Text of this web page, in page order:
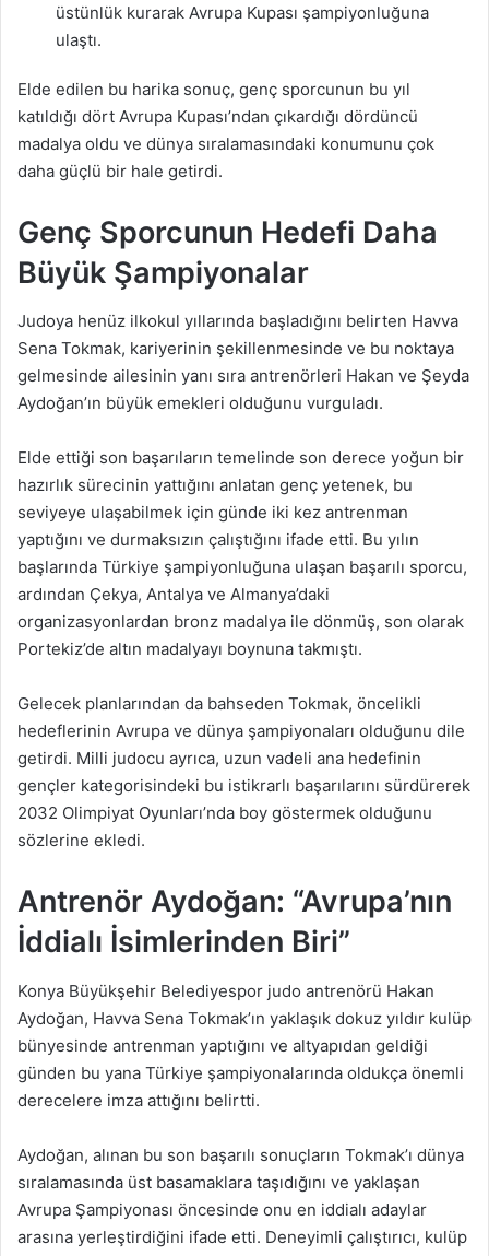
üstünlük kurarak Avrupa Kupası şampiyonluğuna
ulaştı.
Elde edilen bu harika sonuç, genç sporcunun bu yıl
katıldığı dört Avrupa Kupası’ndan çıkardığı dördüncü
madalya oldu ve dünya sıralamasındaki konumunu çok
daha güçlü bir hale getirdi.
Genç Sporcunun Hedefi Daha
Büyük Şampiyonalar
Judoya henüz ilkokul yıllarında başladığını belirten Havva
Sena Tokmak, kariyerinin şekillenmesinde ve bu noktaya
gelmesinde ailesinin yanı sıra antrenörleri Hakan ve Şeyda
Aydoğan’ın büyük emekleri olduğunu vurguladı.
Elde ettiği son başarıların temelinde son derece yoğun bir
hazırlık sürecinin yattığını anlatan genç yetenek, bu
seviyeye ulaşabilmek için günde iki kez antrenman
yaptığını ve durmaksızın çalıştığını ifade etti. Bu yılın
başlarında Türkiye şampiyonluğuna ulaşan başarılı sporcu,
ardından Çekya, Antalya ve Almanya’daki
organizasyonlardan bronz madalya ile dönmüş, son olarak
Portekiz’de altın madalyayı boynuna takmıştı.
Gelecek planlarından da bahseden Tokmak, öncelikli
hedeflerinin Avrupa ve dünya şampiyonaları olduğunu dile
getirdi. Milli judocu ayrıca, uzun vadeli ana hedefinin
gençler kategorisindeki bu istikrarlı başarılarını sürdürerek
2032 Olimpiyat Oyunları’nda boy göstermek olduğunu
sözlerine ekledi.
Antrenör Aydoğan: “Avrupa’nın
İddialı İsimlerinden Biri”
Konya Büyükşehir Belediyespor judo antrenörü Hakan
Aydoğan, Havva Sena Tokmak’ın yaklaşık dokuz yıldır kulüp
bünyesinde antrenman yaptığını ve altyapıdan geldiği
günden bu yana Türkiye şampiyonalarında oldukça önemli
derecelere imza attığını belirtti.
Aydoğan, alınan bu son başarılı sonuçların Tokmak’ı dünya
sıralamasında üst basamaklara taşıdığını ve yaklaşan
Avrupa Şampiyonası öncesinde onu en iddialı adaylar
arasına yerleştirdiğini ifade etti. Deneyimli çalıştırıcı, kulüp